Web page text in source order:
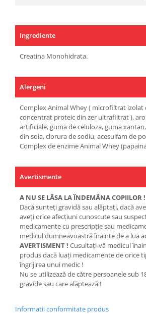
Ingrediente
Creatina Monohidrata.
Alergeni
Complex Animal Whey ( microfiltrat izolat
concentrat proteic din zer ultrafiltrat ),
artificiale, guma de celuloza, guma
din soia, clorura de sodiu, acesulfam de
Complex de enzime Animal Whey
Avertismente
A NU SE LĂSA LA ÎNDEMÂNA COPIILOR !
Dacă sunteţi gravidă sau alăptaţi, dacă
aveţi orice afecţiuni cunoscute sau
medicamente cu prescripţie sau
medicul dumneavoastră înainte de a lua
AVERTISMENT ! Cusultaţi-vă medicul
produs dacă luaţi medicamente de orice
îngrijirea unui medic !
Nu se utilizează de către persoanele sub
gravide sau care alăptează !
Informatii conformitate produs